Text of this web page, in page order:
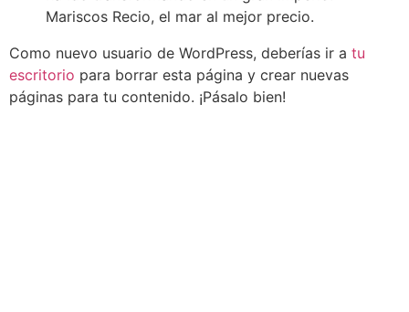
Mariscos Recio, el mar al mejor precio.
Como nuevo usuario de WordPress, deberías ir a tu
escritorio para borrar esta página y crear nuevas
páginas para tu contenido. ¡Pásalo bien!